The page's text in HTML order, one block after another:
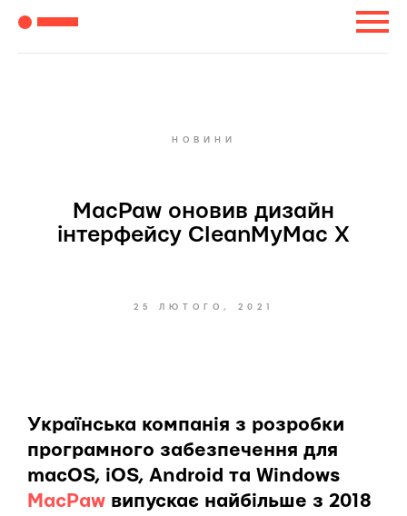
НОВИНИ
MacPaw оновив дизайн
інтерфейсу CleanMyMac X
25 ЛЮТОГО, 2021
Українська компанія з розробки
програмного забезпечення для
macOS, iOS, Android та Windows
MacPaw випускає найбільше з 2018